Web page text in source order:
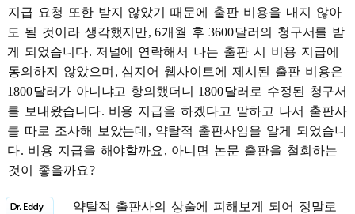
지급 요청 또한 받지 않았기 때문에 출판 비용을 내지
않아
도 될 것이라 생각했지만, 6개월 후 3600달러의 청구서를 받
게
되었습니다. 저널에 연락해서 나는 출판 시 비용 지급에
동의하지
않았으며 , 심지어 웹사이트에 제시된 출판 비용은
1800달러가 아니냐고 항의했더니 1800달러로 수정된
청구서
를 보내왔습니다. 비용 지급을 하겠다고 말하고 나서 출판사
를 따로 조사해 보았는데 , 약탈적 출판사임을 알게
되었습니
다. 비용 지급을 해야할까요 , 아니면 논문 출판을 철회하는
것이
좋을까요?
약탈적 출판사의 상술에 피해보게 되어 정말로